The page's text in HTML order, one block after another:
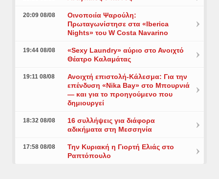
20:09 08/08
Οινοποιία Ψαρούλη:
Πρωταγωνίστησε στα «Iberica
Nights» του W Costa Navarino
19:44 08/08
«Sexy Laundry» αύριο στο Ανοιχτό
Θέατρο Καλαμάτας
19:11 08/08
Ανοιχτή επιστολή-Κάλεσμα: Για την
επένδυση «Nika Bay» στο Μπουρνιά
— και για το προηγούμενο που
δημιουργεί
18:32 08/08
16 συλλήψεις για διάφορα
αδικήματα στη Μεσσηνία
17:58 08/08
Την Κυριακή η Γιορτή Ελιάς στο
Ραπτόπουλο